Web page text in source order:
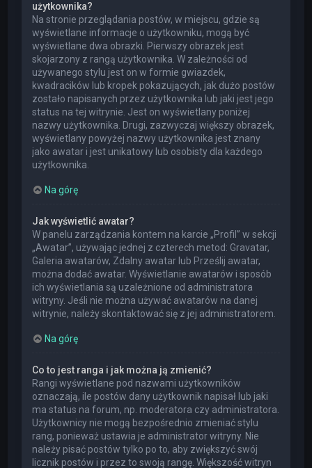
użytkownika?
Na stronie przeglądania postów, w miejscu, gdzie są
wyświetlane informacje o użytkowniku, mogą być
wyświetlane dwa obrazki. Pierwszy obrazek jest
skojarzony z rangą użytkownika. W zależności od
używanego stylu jest on w formie gwiazdek,
kwadracików lub kropek pokazujących, jak dużo postów
zostało napisanych przez użytkownika lub jaki jest jego
status na tej witrynie. Jest on wyświetlany poniżej
nazwy użytkownika. Drugi, zazwyczaj większy obrazek,
wyświetlany powyżej nazwy użytkownika jest znany
jako awatar i jest unikatowy lub osobisty dla każdego
użytkownika.
Na górę
Jak wyświetlić awatar?
W panelu zarządzania kontem na karcie „Profil” w sekcji
„Awatar”, używając jednej z czterech metod: Gravatar,
Galeria awatarów, Zdalny awatar lub Prześlij awatar,
można dodać awatar. Wyświetlanie awatarów i sposób
ich wyświetlania są uzależnione od administratora
witryny. Jeśli nie można używać awatarów na danej
witrynie, należy skontaktować się z jej administratorem.
Na górę
Co to jest ranga i jak można ją zmienić?
Rangi wyświetlane pod nazwami użytkowników
oznaczają, ile postów dany użytkownik napisał lub jaki
ma status na forum, np. moderatora czy administratora.
Użytkownicy nie mogą bezpośrednio zmieniać stylu
rang, ponieważ ustawia je administrator witryny. Nie
należy pisać postów tylko po to, aby zwiększyć swój
licznik postów i przez to swoją rangę. Większość witryn